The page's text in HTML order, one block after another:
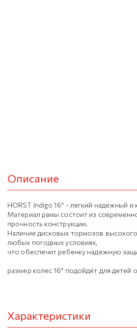
Описание
HORST Indigo 16" - лёгкий надёжный и
Материал рамы состоит из
прочность конструкции.
Наличие дисковых тормозов
любых погодных условиях,
что обеспечит ребенку надежную
размер колес 16" подойдёт для детей
Характеристики